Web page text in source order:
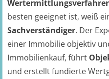
besten geeignet ist, weiß
Sachverständiger. Der
einer Immobilie objektiv
Immobilienkauf, führt
und erstellt fundierte